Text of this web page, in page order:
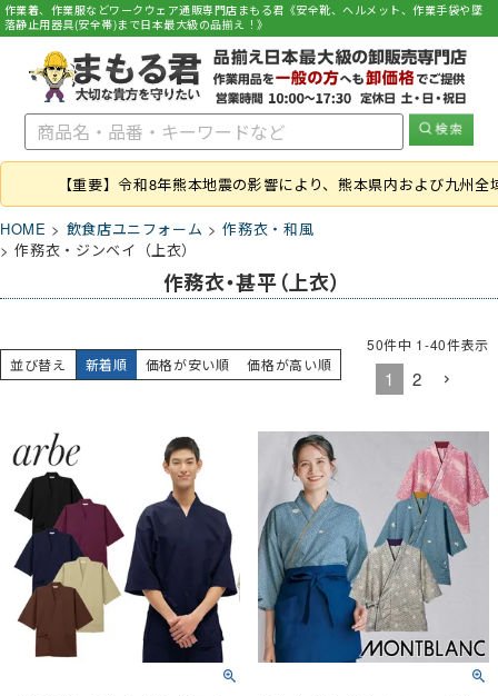
作業着、作業服などワークウェア通販専門店まもる君《安全靴、ヘルメット、作業手袋や墜
落静止用器具(安全帯)まで日本最大級の品揃え！》
【重要】令和8年熊本地震の影響により、熊本県内および九州
HOME 飲食店ユニフォーム
作務衣・和風
作務衣・ジンベイ（上衣）
作務衣・甚平（上衣）
並び替え 新着順 価格が安い順 価格が高い順
50件中 1-40件表示
1 2